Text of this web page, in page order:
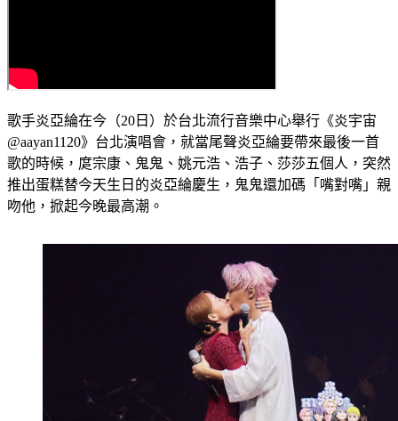
歌手炎亞綸在今（20日）於台北流行音樂中心舉行《炎宇宙
@aayan1120》台北演唱會，就當尾聲炎亞綸要帶來最後一首
歌的時候，庹宗康、鬼鬼、姚元浩、浩子、莎莎五個人，突然
推出蛋糕替今天生日的炎亞綸慶生，鬼鬼還加碼「嘴對嘴」親